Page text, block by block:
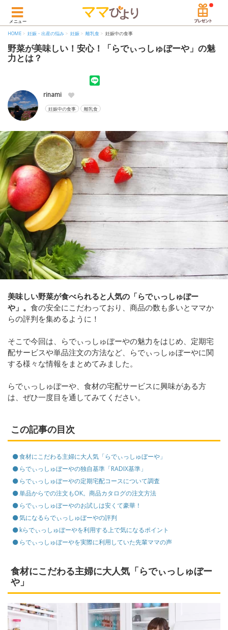
メニュー
HOME 妊娠・出産の悩み 妊娠 離乳食 妊娠中の食事
野菜が美味しい！安心！「らでぃっしゅぼーや」の魅
力とは？
rinami
妊娠中の食事 離乳食
美味しい野菜が食べられると人気の「らでぃっしゅぼー
や」。 食の安全にこだわっており、商品の数も多いとママか
らの評判を集めるように！
そこで今回は、らでぃっしゅぼーやの魅力をはじめ、定期宅
配サービスや単品注文の方法など、らでぃっしゅぼーやに関
する様々な情報をまとめてみました。
らでぃっしゅぼーや、食材の宅配サービスに興味がある方
は、ぜひ一度目を通してみてください。
この記事の目次
食材にこだわる主婦に大人気「らでぃっしゅぼーや」
らでぃっしゅぼーやの独自基準「RADIX基準」
らでぃっしゅぼーやの定期宅配コースについて調査
単品からでの注文もOK。商品カタログの注文方法
らでぃっしゅぼーやのお試しは安くて豪華！
気になるらでぃっしゅぼーやの評判
kらでぃっしゅぼーやを利用する上で気になるポイント
らでぃっしゅぼーやを実際に利用していた先輩ママの声
食材にこだわる主婦に大人気「らでぃっしゅぼー
や」